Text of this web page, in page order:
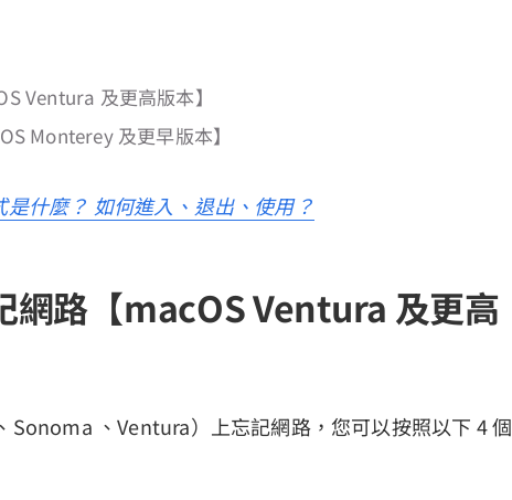
Ventura 及更高版本】
Monterey 及更早版本】
是什麼？ 如何進入、退出、使用？
網路【macOS Ventura 及更高
Sonoma 、Ventura）上忘記網路，您可以按照以下 4 個